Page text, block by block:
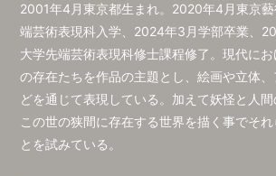
2001年4月東京都生まれ。2020年4月東京
端芸術表現科入学、2024年3月学部卒業、
大学先端芸術表現科修士課程修了。現代に
の存在たちを作品の主題とし、絵画や立体
どを通じて表現している。加えて妖怪と人
この世の狭間に存在する世界を描く事でそれ
とを試みている。